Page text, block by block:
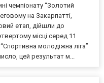
чемпіонату “Золотий
на Закарпатті,
етап, дійшли до
місці серед 11
молодіжна ліга”
цей результат м...